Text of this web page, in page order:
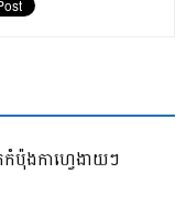
ប៉ុងកាហ្វេងាយៗ